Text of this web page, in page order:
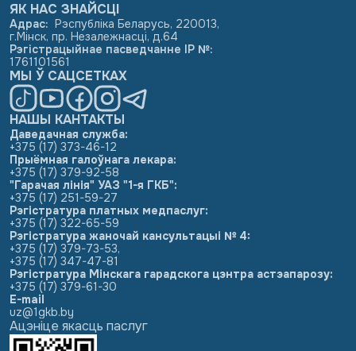
НАШЫ КАНТАКТЫ
Даведачная служба:
+375 (17) 373-46-12
Прыёмная галоўнага лекара:
+375 (17) 379-92-58
"Гарачая лінія" УАЗ "1-я ГКБ":
+375 (17) 251-59-27
Рэгістратура платных медпаслуг:
+375 (17) 322-65-59
Рэгістратура жаночай кансультацыі № 4:
+375 (17) 379-73-53,
+375 (17) 347-47-81
Рэгістратура Мінскага гарадскога цэнтра астэапарозу:
+375 (17) 379-61-30
E-mail
uz@1gkb.by
ЯК НАС ЗНАЙСЦІ
Адрас: Рэспубліка Беларусь, 220013,
г.Мінск, пр. Незалежнасці, д.64
Рэгістрацыйнае пасведчанне ІР №:
1761101561
МЫ Ў САЦСЕТКАХ
Ацэніце якасць паслуг